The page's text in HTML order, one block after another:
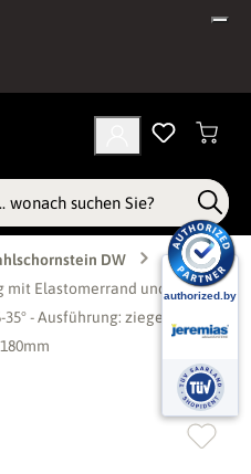
DW
mit Elastomerrand und
- Ausführung: ziegelrot - für